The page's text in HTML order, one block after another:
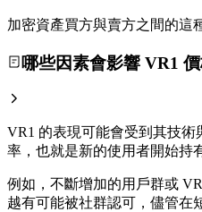
加密資產買方與賣方之間的這
哪些因素會影響 VR1
VR1 的表現可能會受到其技
率，也就是新的使用者開始持
例如，不斷增加的用戶群或
越有可能被社群認可，儘管在